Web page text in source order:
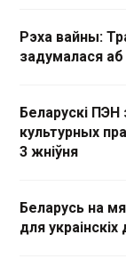
Рэха вайны:
задумалася
Беларускі ПЭН
культурных
3 жніўня
Беларусь на
для украінскіх